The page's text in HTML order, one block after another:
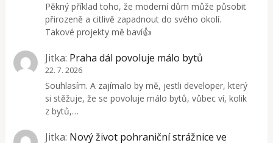
Pěkný příklad toho, že moderní dům může působit
přirozeně a citlivě zapadnout do svého okolí.
Takové projekty mě baví👍
Jitka: Praha dál povoluje málo bytů
22. 7. 2026
Souhlasím. A zajímalo by mě, jestli developer, který
si stěžuje, že se povoluje málo bytů, vůbec ví, kolik
z bytů,…
Jitka: Nový život pohraniční strážnice ve